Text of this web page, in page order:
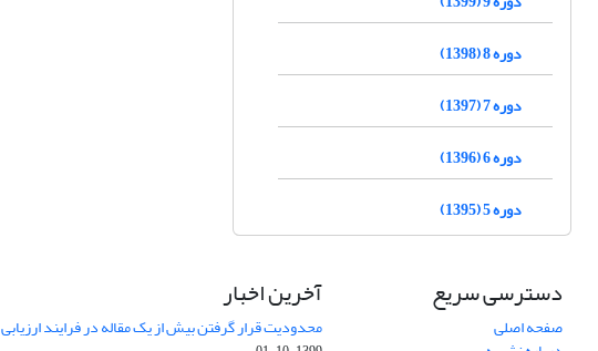
دوره 8 (1398)
دوره 7 (1397)
دوره 6 (1396)
دوره 5 (1395)
دسترسی سریع
صفحه اصلی
آخرین اخبار
محدودیت قرار گرفتن بیش از یک مقاله در فرایند ارزیابی